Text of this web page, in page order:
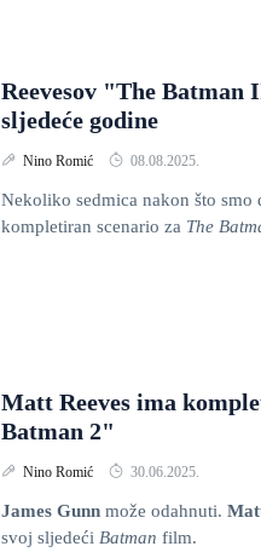
Reevesov "The
sljedeće godine
Nino Romić 08.08.2025.
Nekoliko sedmica nakon što smo
kompletiran scenario za The
Matt Reeves ima
Batman 2"
Nino Romić 30.06.2025.
James Gunn može odahnuti.
svoj sljedeći Batman film.